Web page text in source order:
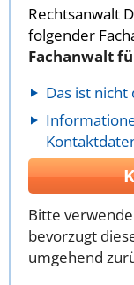
Rechtsanwalt
folgender
Fachanwalt
Das ist nicht
Bitte
bevorzugt
umgehend